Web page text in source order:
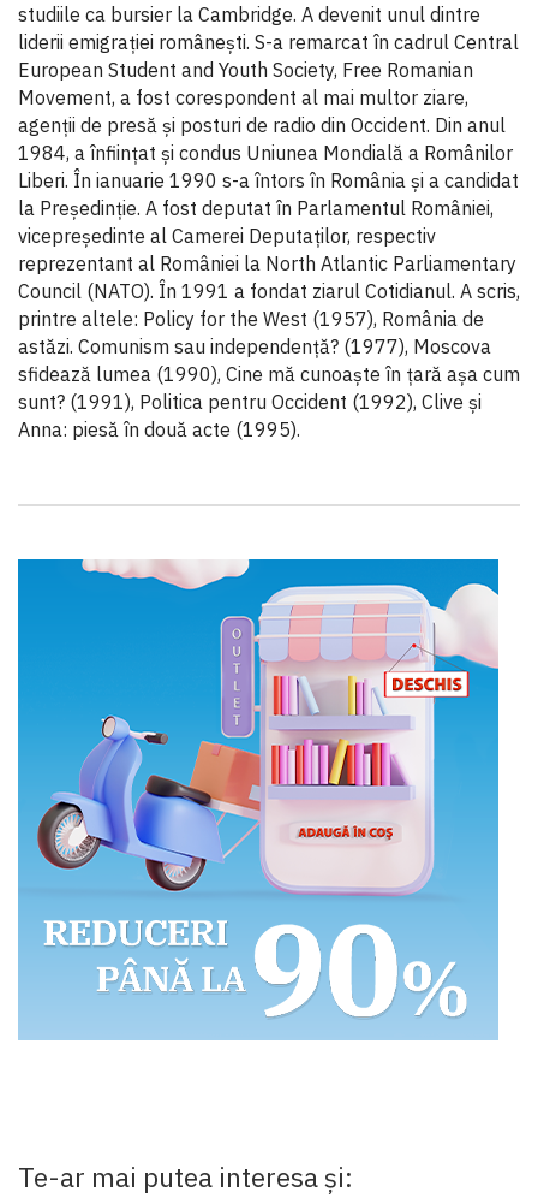
studiile ca bursier la Cambridge. A devenit unul dintre
liderii emigraţiei româneşti. S-a remarcat în cadrul Central
European Student and Youth Society, Free Romanian
Movement, a fost corespondent al mai multor ziare,
agenţii de presă şi posturi de radio din Occident. Din anul
1984, a înfiinţat şi condus Uniunea Mondială a Românilor
Liberi. În ianuarie 1990 s-a întors în România și a candidat
la Preşedinţie. A fost deputat în Parlamentul României,
vicepreşedinte al Camerei Deputaţilor, respectiv
reprezentant al României la North Atlantic Parliamentary
Council (NATO). În 1991 a fondat ziarul Cotidianul. A scris,
printre altele: Policy for the West (1957), România de
astăzi. Comunism sau independență? (1977), Moscova
sfidează lumea (1990), Cine mă cunoaște în țară așa cum
sunt? (1991), Politica pentru Occident (1992), Clive și
Anna: piesă în două acte (1995).
Te-ar mai putea interesa și: